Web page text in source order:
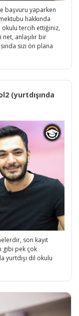
başvuru yaparken
hakkında
okulu tercih ettiğiniz,
anlaşılır bir
sizi ön plana
(yurtdışında
son kayıt
gibi pek çok
yurtdışı dil okulu